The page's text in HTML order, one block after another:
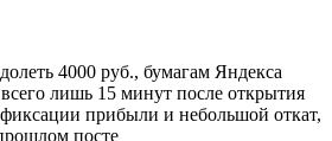
4000 руб., бумагам Яндекса
всего лишь 15 минут после открытия
фиксации прибыли и небольшой откат,
посте